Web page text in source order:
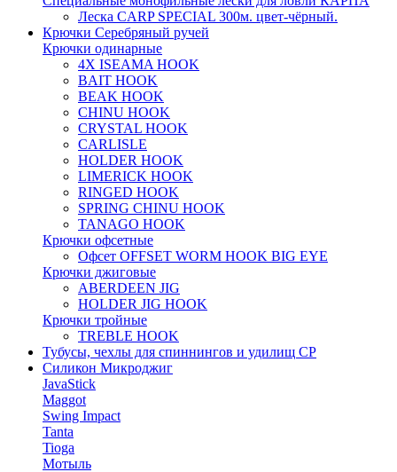
Леска CARP SPECIAL 300м. цвет-чёрный.
Крючки Серебряный ручей
Крючки одинарные
4X ISEAMA HOOK
BAIT HOOK
BEAK HOOK
CHINU HOOK
CRYSTAL HOOK
CARLISLE
HOLDER HOOK
LIMERICK HOOK
RINGED HOOK
SPRING CHINU HOOK
TANAGO HOOK
Крючки офсетные
Офсет OFFSET WORM HOOK BIG EYE
Крючки джиговые
ABERDEEN JIG
HOLDER JIG HOOK
Крючки тройные
TREBLE HOOK
Тубусы, чехлы для спиннингов и удилищ СР
Силикон Микроджиг
JavaStick
Maggot
Swing Impact
Tanta
Tioga
Мотыль